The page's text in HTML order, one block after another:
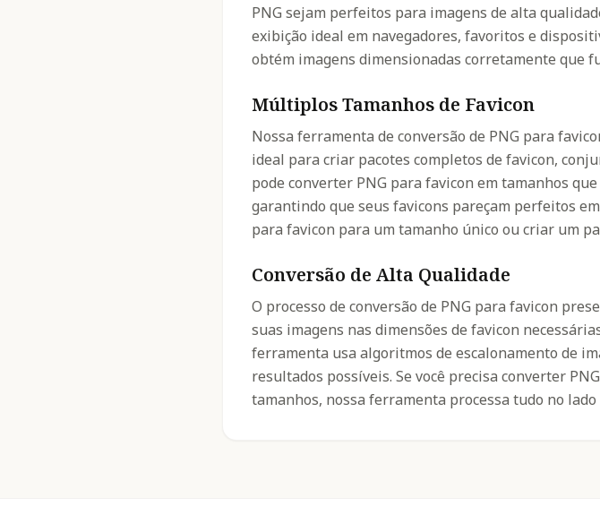
PNG sejam perfeitos para imagens de alta
exibição ideal em navegadores, favoritos e
obtém imagens dimensionadas corretamente que
Múltiplos Tamanhos de Favicon
Nossa ferramenta de conversão de PNG para
ideal para criar pacotes completos de favicon,
pode converter PNG para favicon em tamanhos
garantindo que seus favicons pareçam perfeitos
para favicon para um tamanho único ou criar um
Conversão de Alta Qualidade
O processo de conversão de PNG para favicon
suas imagens nas dimensões de favicon
ferramenta usa algoritmos de escalonamento de
resultados possíveis. Se você precisa converter
tamanhos, nossa ferramenta processa tudo no